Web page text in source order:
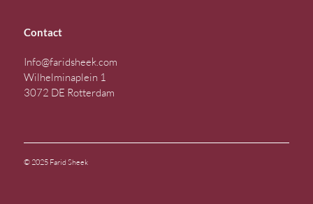
Contact
Info@faridsheek.com
Wilhelminaplein 1
3072 DE Rotterdam
© 2025 Farid Sheek